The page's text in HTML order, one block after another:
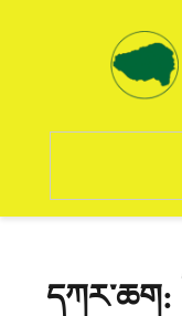
དཀར་ཆག: